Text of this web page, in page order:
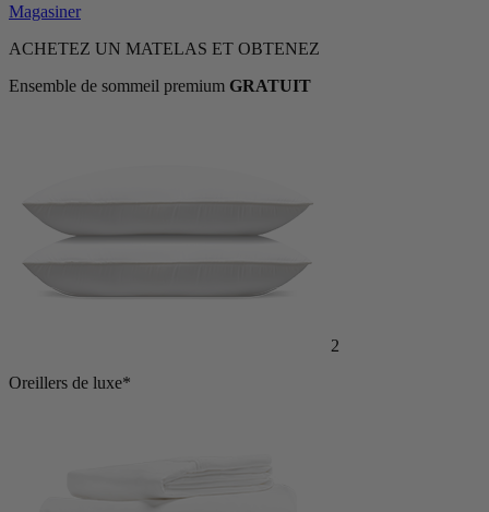
Magasiner
ACHETEZ UN MATELAS ET OBTENEZ
Ensemble de sommeil premium GRATUIT
2
Oreillers de luxe*